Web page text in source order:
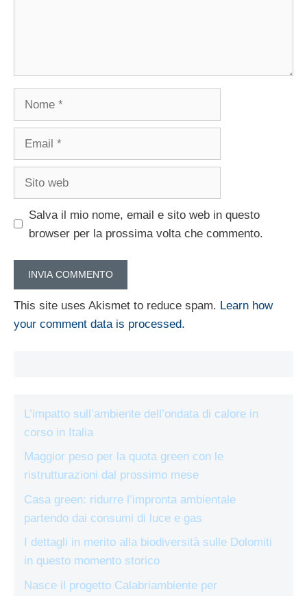
Salva il mio nome, email e sito web in questo
browser per la prossima volta che commento.
This site uses Akismet to reduce spam. Learn how
your comment data is processed.
L’impatto sull’ambiente dell’ondata di calore in
corso in Italia
Maggior peso per la quota green con le
ristrutturazioni dal prossimo mese
Casa green: ridurre l’impronta ambientale
partendo dai consumi di luce e gas
I dettagli in merito alla biodiversità sulle Dolomiti
in questo momento storico
Nasce il progetto Calabriambiente per